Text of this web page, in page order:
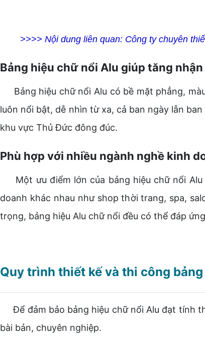
>>>> Nội dung liên quan: Công ty chuyên
Bảng hiệu chữ nổi Alu giúp tăng
Bảng hiệu chữ nổi Alu có bề mặt phẳng,
luôn nổi bật, dễ nhìn từ xa, cả ban ngày lẫn
khu vực Thủ Đức đông đúc.
Phù hợp với nhiều ngành nghề kinh
Một ưu điểm lớn của bảng hiệu chữ nổi Alu
doanh khác nhau như shop thời trang, spa,
trọng, bảng hiệu Alu chữ nổi đều có thể đáp
Quy trình thiết kế và thi công
Để đảm bảo bảng hiệu chữ nổi Alu đạt tính
bài bản, chuyên nghiệp.